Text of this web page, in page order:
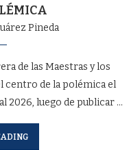
Pineda
de las Maestras y los
centro de la polémica el
luego de publicar …